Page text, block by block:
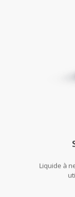
Liquide à